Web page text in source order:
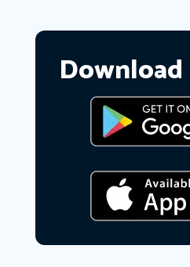
Download